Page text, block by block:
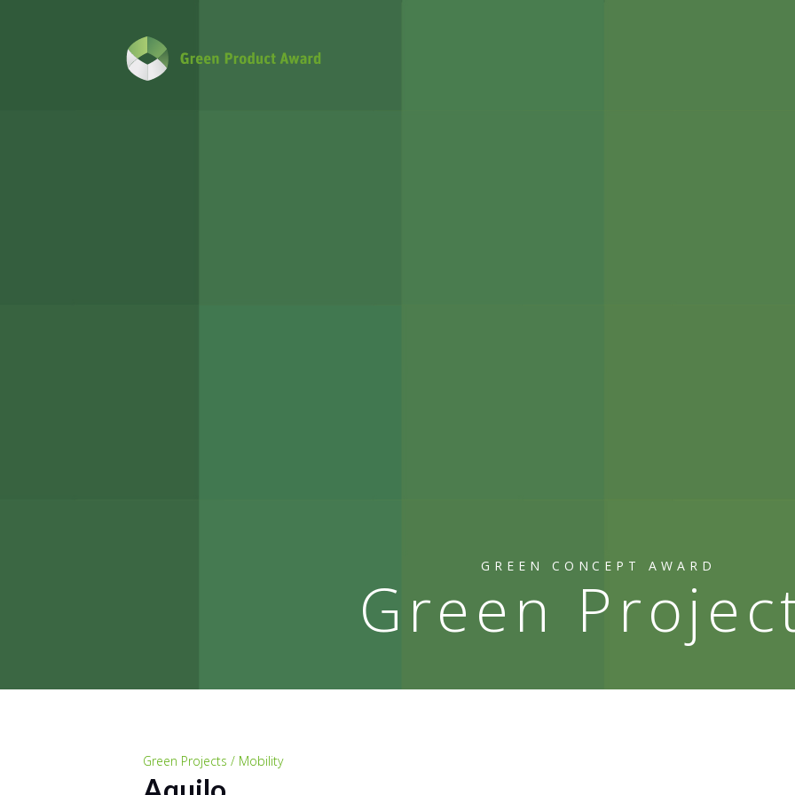
GREEN CONCEPT AWARD
Green
Green Projects / Mobility